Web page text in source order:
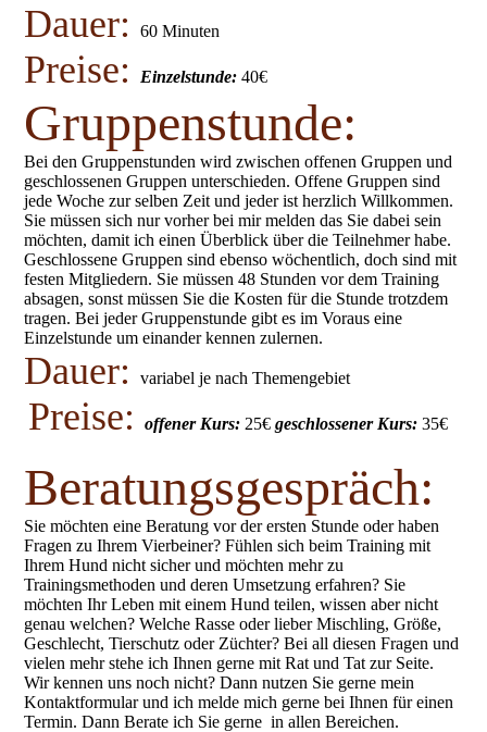
Dauer:60 Minuten
Preise: Einzelstunde: 40€
Gruppenstunde:
Bei den Gruppenstunden wird zwischen offenen Gruppen und
geschlossenen Gruppen unterschieden. Offene Gruppen sind
jede Woche zur selben Zeit und jeder ist herzlich Willkommen.
Sie müssen sich nur vorher bei mir melden das Sie dabei sein
möchten, damit ich einen Überblick über die Teilnehmer habe.
Geschlossene Gruppen sind ebenso wöchentlich, doch sind mit
festen Mitgliedern. Sie müssen 48 Stunden vor dem Training
absagen, sonst müssen Sie die Kosten für die Stunde trotzdem
tragen. Bei jeder Gruppenstunde gibt es im Voraus eine
Einzelstunde um einander kennen zulernen.
Dauer:variabel je nach Themengebiet
Preise:offener Kurs: 25€geschlossener Kurs: 35€
Beratungsgespräch:
Sie möchten eine Beratung vor der ersten Stunde oder haben
Fragen zu Ihrem Vierbeiner? Fühlen sich beim Training mit
Ihrem Hund nicht sicher und möchten mehr zu
Trainingsmethoden und deren Umsetzung erfahren? Sie
möchten Ihr Leben mit einem Hund teilen, wissen aber nicht
genau welchen? Welche Rasse oder lieber Mischling, Größe,
Geschlecht, Tierschutz oder Züchter? Bei all diesen Fragen und
vielen mehr stehe ich Ihnen gerne mit Rat und Tat zur Seite.
Wir kennen uns noch nicht? Dann nutzen Sie gerne mein
Kontaktformular und ich melde mich gerne bei Ihnen für einen
Termin. Dann Berate ich Sie gerne in allen Bereichen.